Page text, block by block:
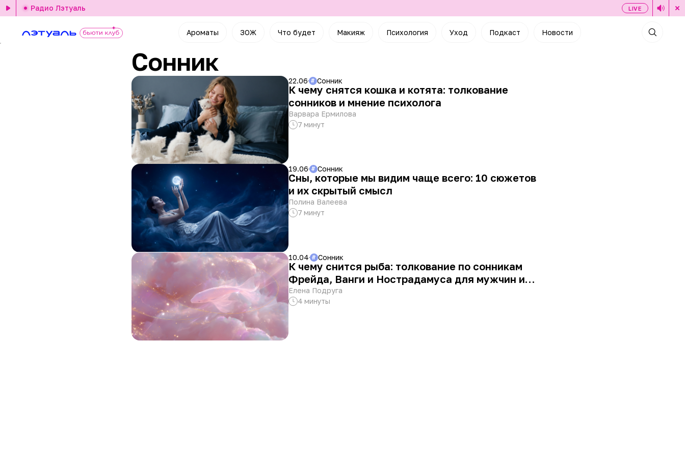
Ароматы ЗОЖ Что будет Макияж Психология Уход Подкаст Новости
Радио Лэтуаль LIVE
Сонник
# Сонник
22.06
К чему снятся кошка и котята: толкование
сонников и мнение психолога
Варвара Ермилова
7 минут
# Сонник
19.06
Сны, которые мы видим чаще всего: 10 сюжетов
и их скрытый смысл
Полина Валеева
7 минут
# Сонник
10.04
К чему снится рыба: толкование по сонникам
Фрейда, Ванги и Нострадамуса для мужчин и
женщин
Елена Подруга
4 минуты